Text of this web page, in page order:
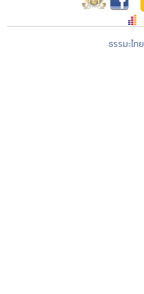
ธรรมะไทย